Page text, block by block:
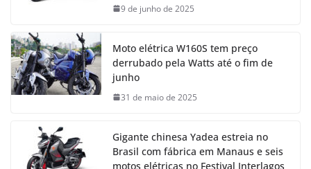
9 de junho de 2025
Moto elétrica W160S tem preço
derrubado pela Watts até o fim de
junho
31 de maio de 2025
Gigante chinesa Yadea estreia no
Brasil com fábrica em Manaus e seis
motos elétricas no Festival Interlagos